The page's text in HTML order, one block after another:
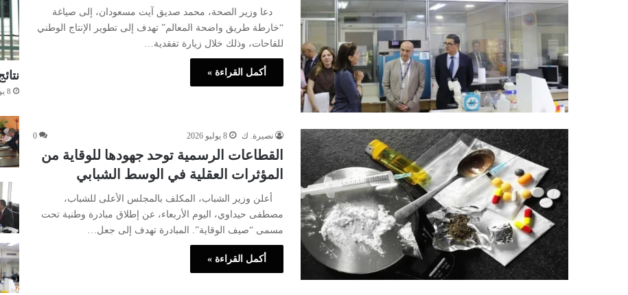
دعا وزير الصحة، محمد صديق آيت مسعودان، إلى صياغة
“خارطة طريق واضحة المعالم” تهدف إلى تطوير الإنتاج الوطني
للقاحات، وذلك خلال زيارة تفقدية…
أكمل القراءة »
نصيرة. ك 8 يوليو 2026 0
القطاعات الرسمية توحد جهودها للوقاية من
المؤثرات العقلية في الوسط الشبابي
أعلن وزير الشباب، المكلف بالمجلس الأعلى للشباب،
مصطفى حيداوي، اليوم الأربعاء، عن إطلاق مبادرة وطنية تحت
مسمى “صيف الوقاية”. المبادرة تهدف إلى جعل…
أكمل القراءة »
نتائج
8 يوليو 2026